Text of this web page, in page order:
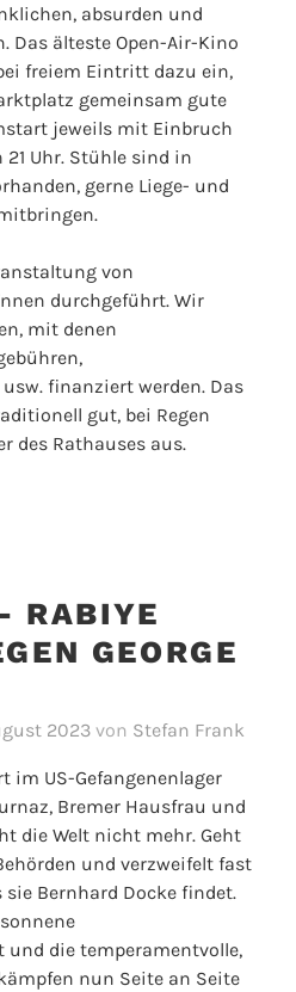
absurden und
Das älteste Open-Air-Kino
freiem Eintritt dazu ein,
gemeinsam gute
jeweils mit Einbruch
21 Uhr. Stühle sind in
gerne Liege- und
von
durchgeführt. Wir
mit denen
finanziert werden. Das
gut, bei Regen
des Rathauses aus.
RABIYE
GEORGE
2023 von Stefan Frank
im US-Gefangenenlager
Bremer Hausfrau und
die Welt nicht mehr. Geht
und verzweifelt fast
Bernhard Docke findet.
und die temperamentvolle,
nun Seite an Seite